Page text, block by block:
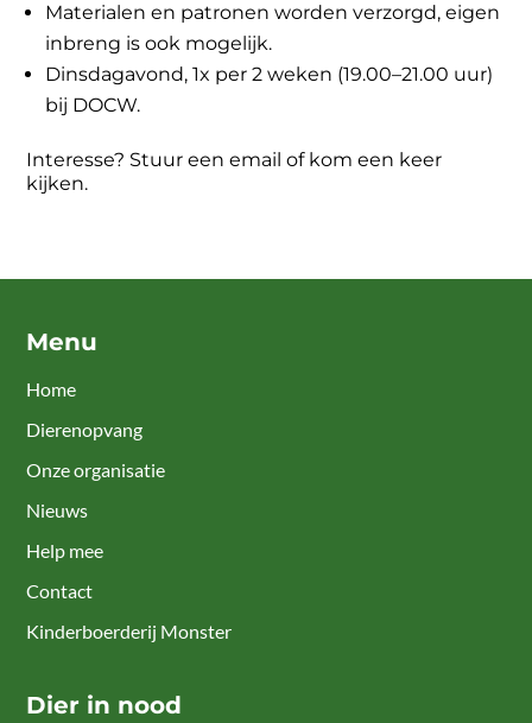
Materialen en patronen worden verzorgd, eigen
inbreng is ook mogelijk.
Dinsdagavond, 1x per 2 weken (19.00–21.00 uur)
bij DOCW.
Interesse? Stuur een email of kom een keer
kijken.
Menu
Home
Dierenopvang
Onze organisatie
Nieuws
Help mee
Contact
Kinderboerderij Monster
Dier in nood